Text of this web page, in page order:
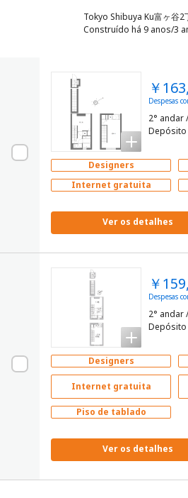
Tokyo Shibuya Ku富ヶ谷2
Construído há 9 anos/3
￥
Despesas
2° andar
Depósito
Designers
Internet gratuita
Ver os detalhes
￥
Despesas
2° andar
Depósito
Designers
Internet gratuita
Piso de tablado
Ver os detalhes